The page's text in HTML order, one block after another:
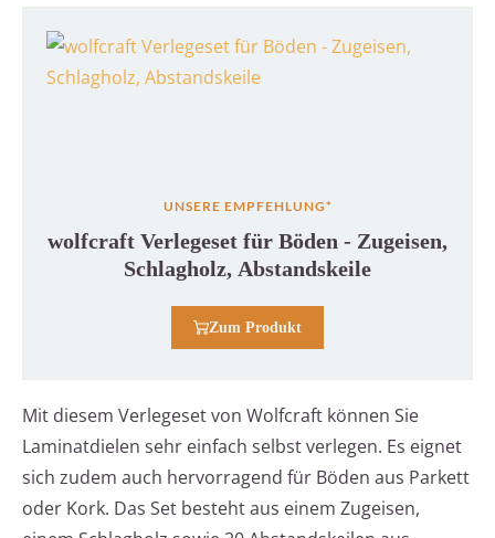
UNSERE EMPFEHLUNG*
wolfcraft Verlegeset für Böden - Zugeisen,
Schlagholz, Abstandskeile
Zum Produkt
Mit diesem Verlegeset von Wolfcraft können Sie
Laminatdielen sehr einfach selbst verlegen. Es eignet
sich zudem auch hervorragend für Böden aus Parkett
oder Kork. Das Set besteht aus einem Zugeisen,